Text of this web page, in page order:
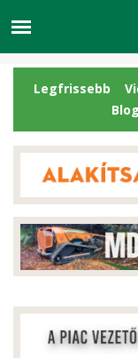
Legfrissebb
Blog